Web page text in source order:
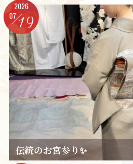
2026
0719
伝統のお宮参り✨️